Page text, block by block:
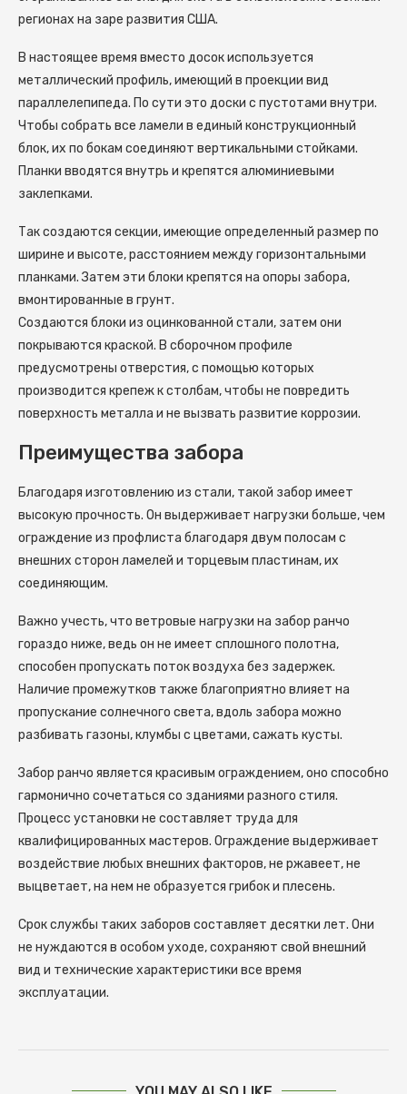
регионах на заре развития США.
В настоящее время вместо досок используется
металлический профиль, имеющий в проекции вид
параллелепипеда. По сути это доски с пустотами внутри.
Чтобы собрать все ламели в единый конструкционный
блок, их по бокам соединяют вертикальными стойками.
Планки вводятся внутрь и крепятся алюминиевыми
заклепками.
Так создаются секции, имеющие определенный размер по
ширине и высоте, расстоянием между горизонтальными
планками. Затем эти блоки крепятся на опоры забора,
вмонтированные в грунт.
Создаются блоки из оцинкованной стали, затем они
покрываются краской. В сборочном профиле
предусмотрены отверстия, с помощью которых
производится крепеж к столбам, чтобы не повредить
поверхность металла и не вызвать развитие коррозии.
Преимущества забора
Благодаря изготовлению из стали, такой забор имеет
высокую прочность. Он выдерживает нагрузки больше, чем
ограждение из профлиста благодаря двум полосам с
внешних сторон ламелей и торцевым пластинам, их
соединяющим.
Важно учесть, что ветровые нагрузки на забор ранчо
гораздо ниже, ведь он не имеет сплошного полотна,
способен пропускать поток воздуха без задержек.
Наличие промежутков также благоприятно влияет на
пропускание солнечного света, вдоль забора можно
разбивать газоны, клумбы с цветами, сажать кусты.
Забор ранчо является красивым ограждением, оно способно
гармонично сочетаться со зданиями разного стиля.
Процесс установки не составляет труда для
квалифицированных мастеров. Ограждение выдерживает
воздействие любых внешних факторов, не ржавеет, не
выцветает, на нем не образуется грибок и плесень.
Срок службы таких заборов составляет десятки лет. Они
не нуждаются в особом уходе, сохраняют свой внешний
вид и технические характеристики все время
эксплуатации.